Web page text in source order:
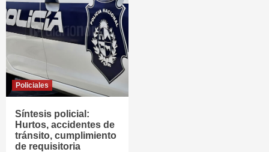
Policiales
Síntesis policial:
Hurtos, accidentes de
tránsito, cumplimiento
de requisitoria